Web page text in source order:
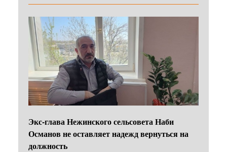
Экс-глава Нежинского сельсовета Наби
Османов не оставляет надежд вернуться на
должность